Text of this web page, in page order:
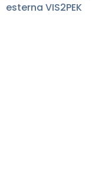
esterna VIS2PEK